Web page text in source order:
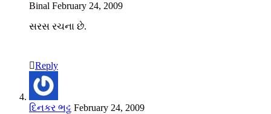
Binal February 24, 2009
સરસ રચના છે.
Reply
દિનકર ભટ્ટ February 24, 2009